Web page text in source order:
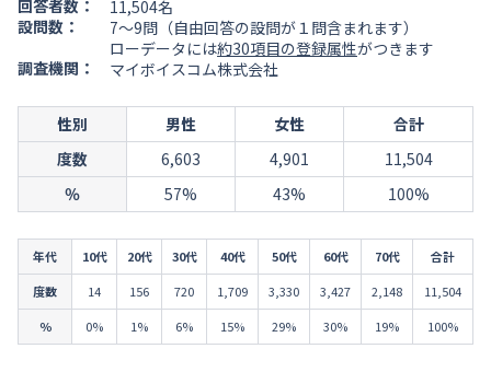
回答者数：
11,504名
設問数：
7～9問（自由回答の設問が１問含まれます）
ローデータには約30項目の登録属性がつきます
調査機関：
マイボイスコム株式会社
性別 男性 女性
合計
度数
6,603 4,901
11,504
％
57% 43% 100%
年代 10代 20代 30代 40代 50代 60代 70代
合計
度数
14 156 720 1,709 3,330 3,427 2,148
11,504
％
0% 1% 6% 15% 29% 30% 19% 100%